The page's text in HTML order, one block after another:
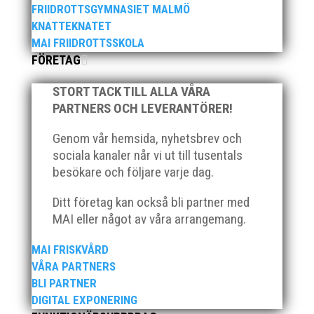
FRIIDROTTSGYMNASIET MALMÖ
KNATTEKNATET
MAI FRIIDROTTSSKOLA
FÖRETAG
STORT TACK TILL ALLA VÅRA
PARTNERS OCH LEVERANTÖRER!
Genom vår hemsida, nyhetsbrev och
sociala kanaler når vi ut till tusentals
besökare och följare varje dag.
Ditt företag kan också bli partner med
MAI eller något av våra arrangemang.
MAI FRISKVÅRD
VÅRA PARTNERS
BLI PARTNER
DIGITAL EXPONERING
Över hundra personer infann sig till årsmötet som
ägde rum på onsdagskvällen på Erics Bar &
Restaurang på Stadionområdet.
Klubb Skåne bjuder in till årets första
mars blir det en dag med fokus på häck och sprint.
Träffen riktar sig till ALLA tränare samt aktiva födda
äldre så hör...